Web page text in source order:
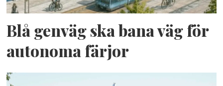
Blå genväg ska bana väg för
autonoma färjor